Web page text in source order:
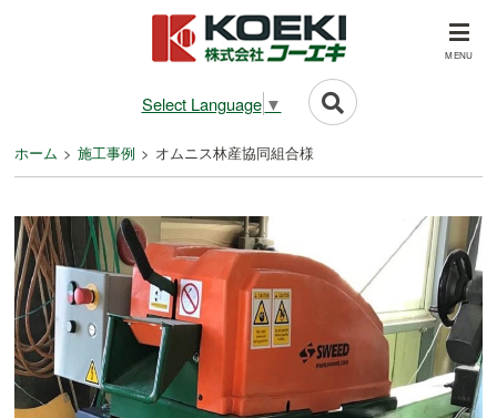
Select Language ▼
MENU
ホーム 施工事例 オムニス林産協同組合様